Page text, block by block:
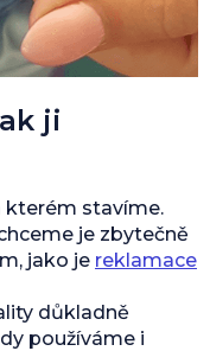
ji
kterém stavíme.
je zbytečně
jako je reklamace
důkladně
používáme i